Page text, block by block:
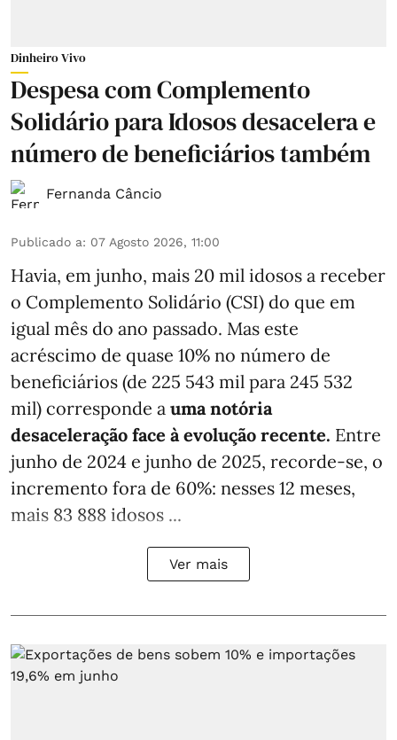
Dinheiro Vivo
Despesa com Complemento
Solidário para Idosos desacelera e
número de beneficiários também
Fernanda Câncio
Publicado a: 07 Agosto 2026, 11:00
Havia, em junho, mais 20 mil idosos a receber
o Complemento Solidário (CSI) do que em
igual mês do ano passado. Mas este
acréscimo de quase 10% no número de
beneficiários (de 225 543 mil para 245 532
mil) corresponde a uma notória
desaceleração face à evolução recente. Entre
junho de 2024 e junho de 2025, recorde-se, o
incremento fora de 60%: nesses 12 meses,
mais 83 888 idosos ...
Ver mais